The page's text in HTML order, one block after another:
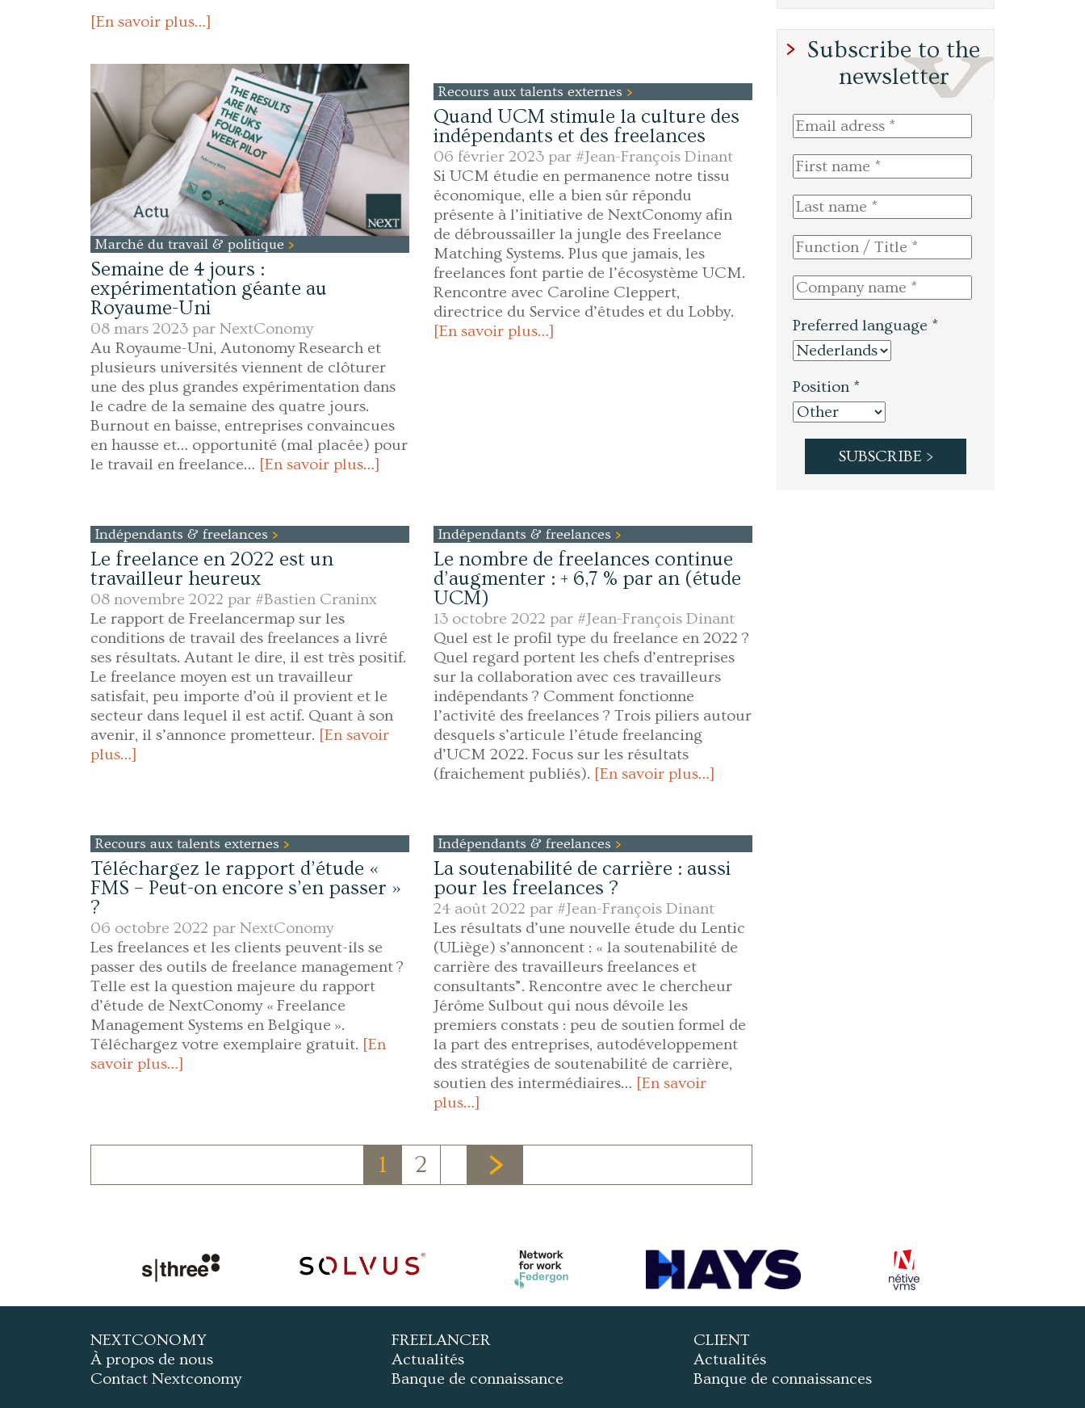
[En savoir plus…]
Marché du travail & politique
Semaine de 4 jours :
expérimentation géante au
Royaume-Uni
08 mars 2023 par NextConomy
Au Royaume-Uni, Autonomy Research et
plusieurs universités viennent de clôturer
une des plus grandes expérimentation dans
le cadre de la semaine des quatre jours.
Burnout en baisse, entreprises convaincues
en hausse et… opportunité (mal placée) pour
le travail en freelance… [En savoir plus…]
Recours aux talents externes
Quand UCM stimule la culture des
indépendants et des freelances
06 février 2023 par #Jean-François Dinant
Si UCM étudie en permanence notre tissu
économique, elle a bien sûr répondu
présente à l’initiative de NextConomy afin
de débroussailler la jungle des Freelance
Matching Systems. Plus que jamais, les
freelances font partie de l’écosystème UCM.
Rencontre avec Caroline Cleppert,
directrice du Service d’études et du Lobby.
[En savoir plus…]
Indépendants & freelances
Le freelance en 2022 est un
travailleur heureux
08 novembre 2022 par #Bastien Craninx
Le rapport de Freelancermap sur les
conditions de travail des freelances a livré
ses résultats. Autant le dire, il est très positif.
Le freelance moyen est un travailleur
satisfait, peu importe d’où il provient et le
secteur dans lequel il est actif. Quant à son
avenir, il s’annonce prometteur. [En savoir
plus…]
Indépendants & freelances
Le nombre de freelances continue
d’augmenter : + 6,7 % par an (étude
UCM)
13 octobre 2022 par #Jean-François Dinant
Quel est le profil type du freelance en 2022 ?
Quel regard portent les chefs d’entreprises
sur la collaboration avec ces travailleurs
indépendants ? Comment fonctionne
l’activité des freelances ? Trois piliers autour
desquels s’articule l’étude freelancing
d’UCM 2022. Focus sur les résultats
(fraichement publiés). [En savoir plus…]
Recours aux talents externes
Téléchargez le rapport d’étude «
FMS – Peut-on encore s’en passer »
?
06 octobre 2022 par NextConomy
Les freelances et les clients peuvent-ils se
passer des outils de freelance management ?
Telle est la question majeure du rapport
d’étude de NextConomy « Freelance
Management Systems en Belgique ».
Téléchargez votre exemplaire gratuit. [En
savoir plus…]
Indépendants & freelances
La soutenabilité de carrière : aussi
pour les freelances ?
24 août 2022 par #Jean-François Dinant
Les résultats d’une nouvelle étude du Lentic
(ULiège) s’annoncent : « la soutenabilité de
carrière des travailleurs freelances et
consultants”. Rencontre avec le chercheur
Jérôme Sulbout qui nous dévoile les
premiers constats : peu de soutien formel de
la part des entreprises, autodéveloppement
des stratégies de soutenabilité de carrière,
soutien des intermédiaires… [En savoir
plus…]
1 2
Subscribe to the
newsletter
Preferred language *
Position *
NEXTCONOMY
À propos de nous
Contact Nextconomy
FREELANCER
Actualités
Banque de connaissance
CLIENT
Actualités
Banque de connaissances